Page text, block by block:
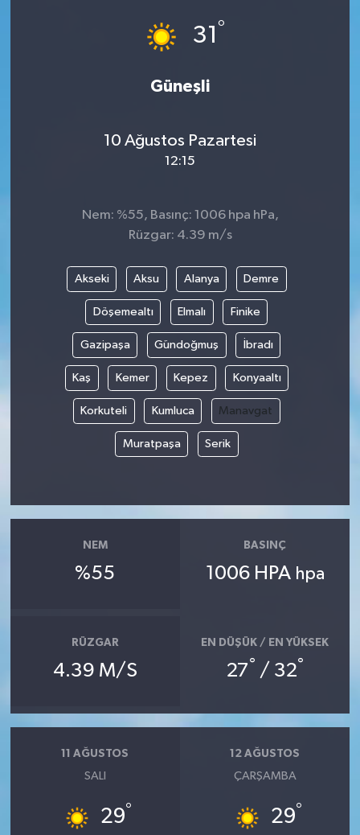
31°
Güneşli
10 Ağustos Pazartesi
12:15
Nem: %55, Basınç: 1006 hpa hPa,
Rüzgar: 4.39 m/s
Akseki Aksu Alanya Demre
Döşemealtı Elmalı Finike
Gazipaşa Gündoğmuş İbradı
Kaş Kemer Kepez Konyaaltı
Korkuteli Kumluca Manavgat
Muratpaşa Serik
NEM
%55
BASINÇ
1006 HPA hpa
RÜZGAR
4.39 M/S
EN DÜŞÜK / EN YÜKSEK
27° / 32°
11 AĞUSTOS
SALI
29°
12 AĞUSTOS
ÇARŞAMBA
29°